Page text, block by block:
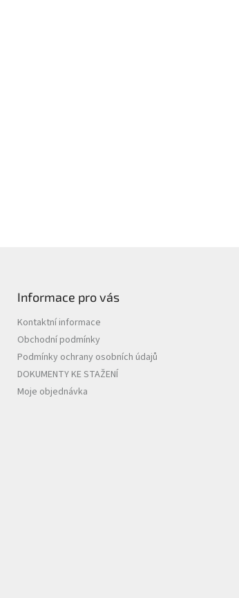
Informace pro vás
Kontaktní informace
Obchodní podmínky
Podmínky ochrany osobních údajů
DOKUMENTY KE STAŽENÍ
Moje objednávka